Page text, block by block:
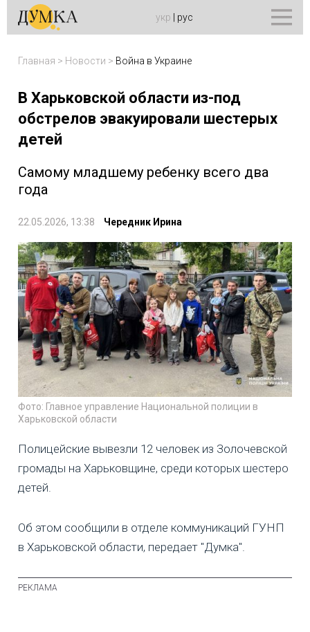
укр рус
Главная > Новости > Война в Украине
В Харьковской области из-под
обстрелов эвакуировали шестерых
детей
Самому младшему ребенку всего два
года
22.05.2026, 13:38 Чередник Ирина
Фото: Главное управление Национальной полиции в
Харьковской области
Полицейские вывезли 12 человек из Золочевской
громады на Харьковщине, среди которых шестеро
детей.
Об этом сообщили в отделе коммуникаций ГУНП
в Харьковской области, передает "Думка".